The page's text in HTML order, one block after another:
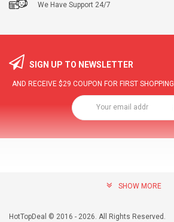
We Have Support 24/7
SIGN UP TO NEWSLETTER
AND RECEIVE $29 COUPON FOR FIRST SHOPPING
INFORMATION
SHOW MORE
HotTopDeal © 2016 - 2026. All Rights Reserved.